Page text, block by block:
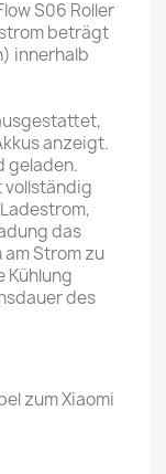
S06 Roller
beträgt
innerhalb
anzeigt.
geladen.
vollständig
das
Strom zu
Kühlung
des
zumXiaomi